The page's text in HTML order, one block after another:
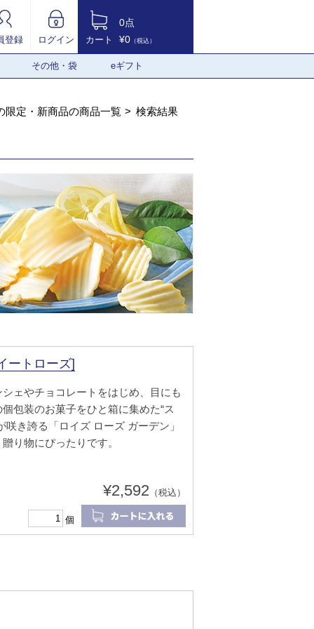
登録 ログイン カート
0点
¥0 （税込）
その他・袋 eギフト
限定・新商品の商品一覧 検索結果
ートローズ]
ェやチョコレートをはじめ、目にも
包装のお菓子をひと箱に集めた“ス
咲き誇る「ロイズ ローズ ガーデン」
り物にぴったりです。
¥2,592 （税込）
個